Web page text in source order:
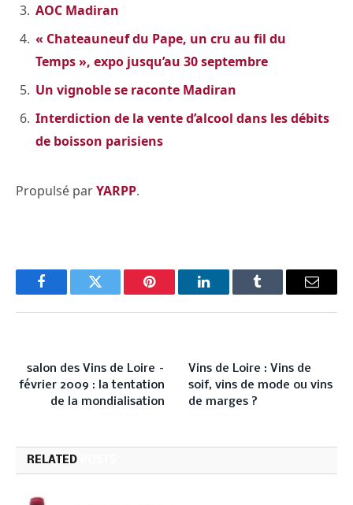
AOC Madiran
« Chateauneuf du Pape, un cru au fil du
Temps », expo jusqu’au 30 septembre
Un vignoble se raconte Madiran
Interdiction de la vente d’alcool dans les débits
de boisson parisiens
Propulsé parYARPP.
FacebookTwitter Pinterest LinkedInTumblr Email
salon des Vins de Loire –
février 2009 : la tentation
de la mondialisation
Vins de Loire : Vins de
soif, vins de mode ou vins
de marges ?
RELATED